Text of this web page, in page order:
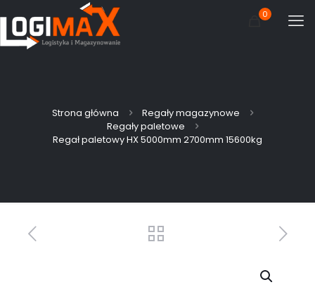
0
Strona główna
Regały magazynowe
Regały paletowe
Regał paletowy HX 5000mm 2700mm 15600kg